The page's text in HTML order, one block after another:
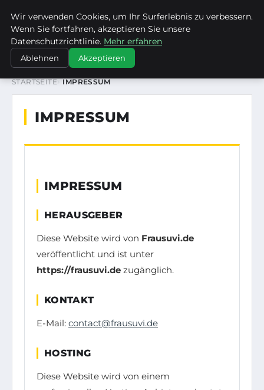
FRAUSUVI.DE
STARTSEITE IMPRESSUM
IMPRESSUM
IMPRESSUM
HERAUSGEBER
Diese Website wird von Frausuvi.de
veröffentlicht und ist unter
https://frausuvi.de zugänglich.
KONTAKT
E-Mail: contact@frausuvi.de
HOSTING
Diese Website wird von einem
Wir verwenden Cookies, um Ihr Surferlebnis zu verbessern.
Wenn Sie fortfahren, akzeptieren Sie unsere
Datenschutzrichtlinie. Mehr erfahren
Ablehnen Akzeptieren